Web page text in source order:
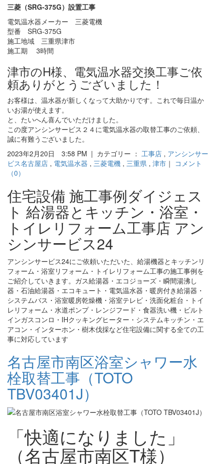
三菱（SRG-375G）設置工事
電気温水器メーカー 三菱電機
型番 SRG-375G
施工地域 三重県津市
施工期 3時間
津市のH様、電気温水器交換工事ご依
頼ありがとうございました！
お客様は、温水器が新しくなって大助かりです。これで毎日温か
いお湯が使えます。
と、たいへん喜んでいただけました。
この度アンシンサービス２４に電気温水器の取替工事のご依頼、
誠に有難うございました。
2023年2月20日 3:58 PM | カテゴリー ： 工事店 , アンシンサー
ビス名古屋店 , 電気温水器 , 三菱電機 , 三重県 , 津市 ｜ コメント
（0）
住宅設備 施工事例ダイジェス
ト 給湯器とキッチン・浴室・
トイレリフォーム工事店 アン
シンサービス24
アンシンサービス24にご依頼いただいた、給湯機器とキッチンリ
フォーム・浴室リフォーム・トイレリフォーム工事の施工事例を
ご紹介していきます。ガス給湯器・エコジョーズ・瞬間湯沸し
器・石油給湯器・エコキュート・電気温水器・暖房付き給湯器・
システムバス・浴室暖房乾燥機・浴室テレビ・洗面化粧台・トイ
レリフォーム・水道ポンプ・レンジフード・食器洗い機・ビルト
インガスコンロ・IHクッキングヒーター・システムキッチン・エ
アコン・インターホン・樹木伐採など住宅設備に関する全ての工
事に対応しています
名古屋市南区浴室シャワー水
栓取替工事（TOTO
TBV03401J）
「快適になりました」
（名古屋市南区T様）